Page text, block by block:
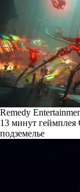
Remedy
13 минут
подземелье